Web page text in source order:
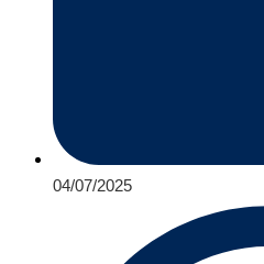
04/07/2025